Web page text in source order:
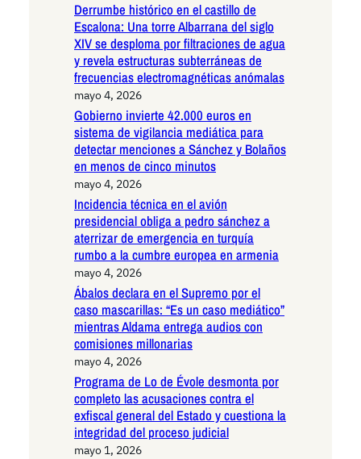
Derrumbe histórico en el castillo de
Escalona: Una torre Albarrana del siglo
XIV se desploma por filtraciones de agua
y revela estructuras subterráneas de
frecuencias electromagnéticas anómalas
mayo 4, 2026
Gobierno invierte 42.000 euros en
sistema de vigilancia mediática para
detectar menciones a Sánchez y Bolaños
en menos de cinco minutos
mayo 4, 2026
Incidencia técnica en el avión
presidencial obliga a pedro sánchez a
aterrizar de emergencia en turquía
rumbo a la cumbre europea en armenia
mayo 4, 2026
Ábalos declara en el Supremo por el
caso mascarillas: “Es un caso mediático”
mientras Aldama entrega audios con
comisiones millonarias
mayo 4, 2026
Programa de Lo de Évole desmonta por
completo las acusaciones contra el
exfiscal general del Estado y cuestiona la
integridad del proceso judicial
mayo 1, 2026